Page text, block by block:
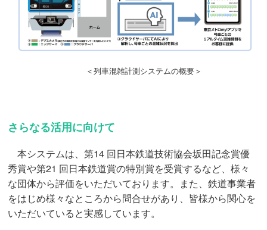
＜列車混雑計測システムの概要＞
さらなる活用に向けて
本システムは、第14 回日本鉄道技術協会坂田記念賞優
秀賞や第21 回日本鉄道賞の特別賞を受賞するなど、様々
な団体から評価をいただいております。また、鉄道事業者
をはじめ様々なところから問合せがあり、皆様から関心を
いただいていると実感しています。